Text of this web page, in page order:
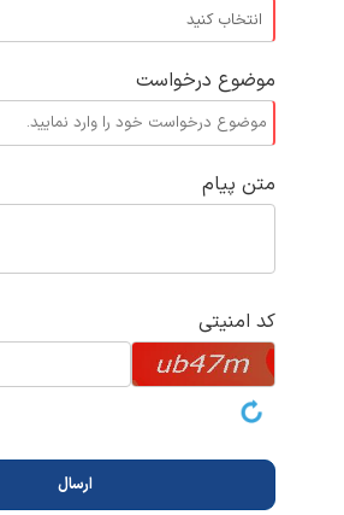
موضوع درخواست
متن پیام
کد امنیتی